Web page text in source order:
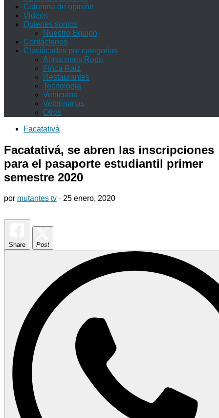
Columna de opinión
Videos
Quienes somos
Nuestro Equipo
Contáctenos
Clasificados por categorias
Almacenes Ropa
Finca Raiz
Restaurantes
Tecnologia
Vehiculos
Veterinarias
Otros
Facatativá
Facatativá, se abren las inscripciones
para el pasaporte estudiantil primer
semestre 2020
por mutantes tv · 25 enero, 2020
Share Post